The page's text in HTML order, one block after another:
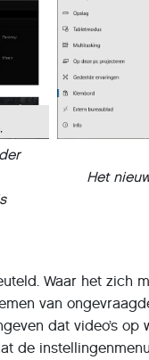
Het
Waar het zich
van
dat video’s
de